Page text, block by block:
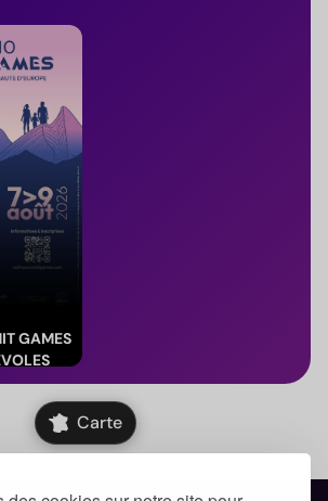
GAMES
2026
Alpes)
Carte